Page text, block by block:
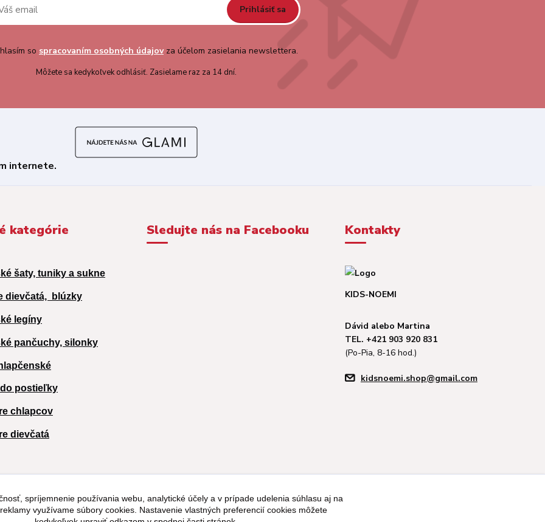
Prihlásiť sa
so spracovaním osobných údajovza účelom zasielania newslettera.
Môžete sa kedykoľvek odhlásiť. Zasielame raz za 14 dní.
kategórie
šaty, tuniky a sukne
dievčatá, blúzky
legíny
pančuchy, silonky
postieľky
chlapcov
dievčatá
Sledujte nás na Facebooku Kontakty
KIDS-NOEMI
Dávid alebo Martina
TEL. +421 903 920 831
(Po-Pia, 8-16 hod.)
kidsnoemi.shop@gmail.com
spríjemnenie používania webu, analytické účely a v prípade udelenia súhlasu aj na
využívame súbory cookies. Nastavenie vlastných preferencií cookies môžete